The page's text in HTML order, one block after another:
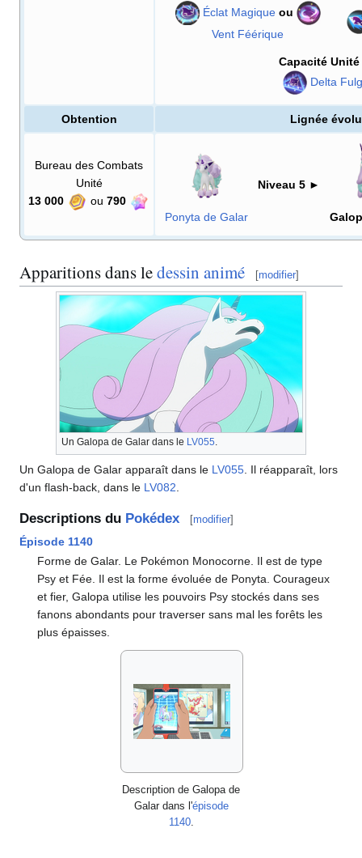
Éclat Magique ou
Vent Féérique
Capacité Unité
Delta
Obtention Lignée
Bureau des Combats
Unité
13 000
ou 790
Ponyta de Galar
Niveau 5 ►
Apparitions dans ledessin animé [modifier]
Un Galopa de Galar dans le LV055
Un Galopa de Galar apparaît dans le LV055 . Il réapparaît, lors
d'un flash-back, dans le LV082
Descriptions du Pokédex [modifier]
Épisode 1140
Forme de Galar. Le Pokémon Monocorne. Il est de type
Psy et Fée. Il est la forme évoluée de Ponyta. Courageux
et fier, Galopa utilise les pouvoirs Psy stockés dans ses
fanons abondants pour traverser sans mal les forêts les
plus épaisses.
Description de Galopa de
Galar dans l'épisode
1140.